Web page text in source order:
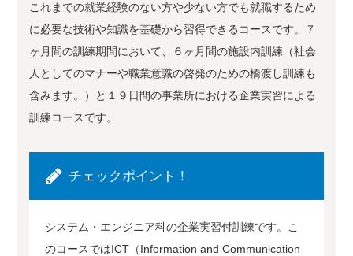
これまでの就業経験のない方や少ない方でも就職するため
に必要な技術や知識を基礎から習得できるコースです。７
ヶ月間の訓練期間において、６ヶ月間の施設内訓練（社会
人としてのマナーや職業意識の啓発のための橋渡し訓練も
含みます。）と１９日間の事業所における企業実習による
訓練コースです。
チェックポイント！
システム・エンジニア科の企業実習付訓練です。こ
のコースではICT（Information and Communication